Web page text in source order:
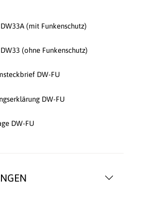
(mit Funkenschutz)
(ohne Funkenschutz)
DW-FU
DW-FU
DW-FU